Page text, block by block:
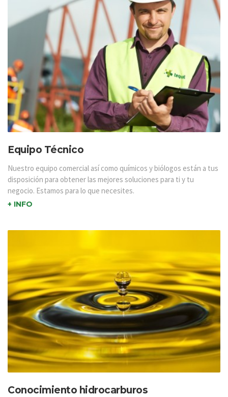
Equipo Técnico
Nuestro equipo comercial así como químicos y biólogos están a tus
disposición para obtener las mejores soluciones para ti y tu
negocio. Estamos para lo que necesites.
+ INFO
Conocimiento hidrocarburos